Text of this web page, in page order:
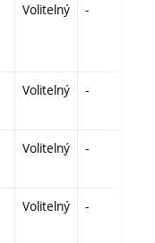
Volitelný -
Volitelný -
Volitelný -
Volitelný -